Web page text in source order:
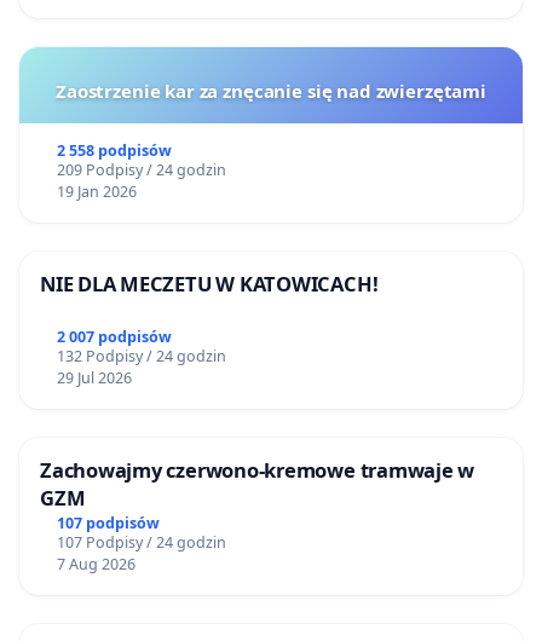
Zaostrzenie kar za znęcanie się nad zwierzętami
2 558 podpisów
209 Podpisy / 24 godzin
19 Jan 2026
NIE DLA MECZETU W KATOWICACH!
2 007 podpisów
132 Podpisy / 24 godzin
29 Jul 2026
Zachowajmy czerwono-kremowe tramwaje w
GZM
107 podpisów
107 Podpisy / 24 godzin
7 Aug 2026